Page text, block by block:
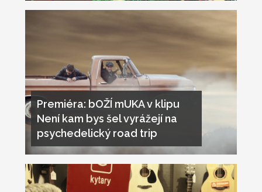
Premiéra: bOŽÍ mUKA v klipu
Není kam bys šel vyrážejí na
psychedelický road trip